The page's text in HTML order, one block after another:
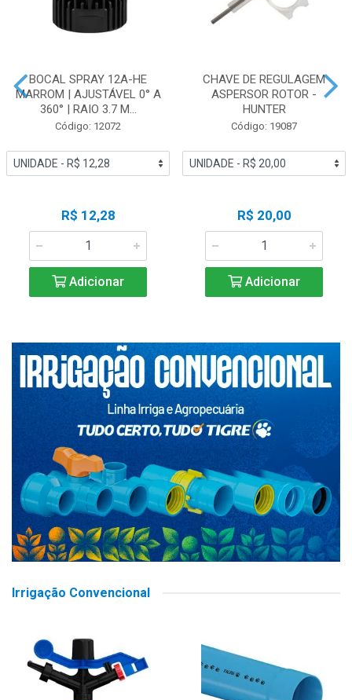
BOCAL SPRAY 12A-HE
MARROM | AJUSTÁVEL 0° A
360° | RAIO 3.7 M...
Código: 12072
R$ 12,28
Adicionar
CHAVE DE REGULAGEM
ASPERSOR ROTOR -
HUNTER
Código: 19087
R$ 20,00
Adicionar
Irrigação Convencional